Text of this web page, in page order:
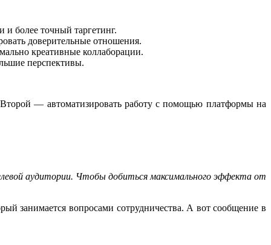
более точный таргетинг.
доверительные отношения.
креативные коллаборации.
перспективы.
— автоматизировать работу с помощью платформы на
аудитории. Чтобы добиться максимального эффекта от
занимается вопросами сотрудничества. А вот сообщение в